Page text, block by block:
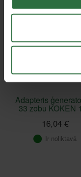
Adapteris
33 zobu KOKEN
16,04 €
Ir noliktavā